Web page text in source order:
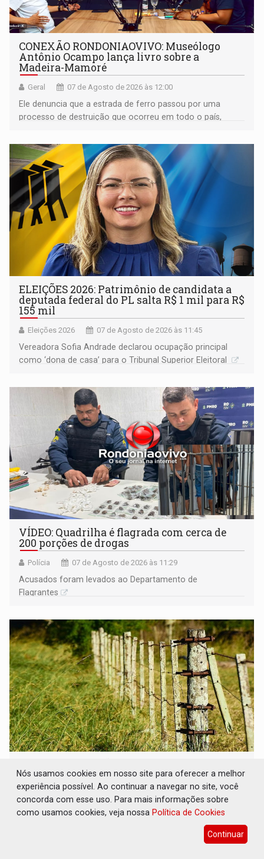
CONEXÃO RONDONIAOVIVO: Museólogo
Antônio Ocampo lança livro sobre a
Madeira-Mamoré
Geral 07 de Agosto de 2026 às 12:00
Ele denuncia que a estrada de ferro passou por uma
processo de destruição que ocorreu em todo o país,
ELEIÇÕES 2026: Patrimônio de candidata a
deputada federal do PL salta R$ 1 mil para R$
155 mil
Eleições 2026 07 de Agosto de 2026 às 11:45
Vereadora Sofia Andrade declarou ocupação principal
como ‘dona de casa’ para o Tribunal Superior Eleitoral
VÍDEO: Quadrilha é flagrada com cerca de
200 porções de drogas
Polícia 07 de Agosto de 2026 às 11:29
Acusados foram levados ao Departamento de
Flagrantes
regularização fundiária da comunidade
Nova Colina
Após atuação do órgão, prefeitura pediu à União a
doação de área federal para o município, o que permitirá
Nós usamos cookies em nosso site para oferecer a melhor
experiência possível. Ao continuar a navegar no site, você
concorda com esse uso. Para mais informações sobre
como usamos cookies, veja nossa Política de Cookies
Continuar